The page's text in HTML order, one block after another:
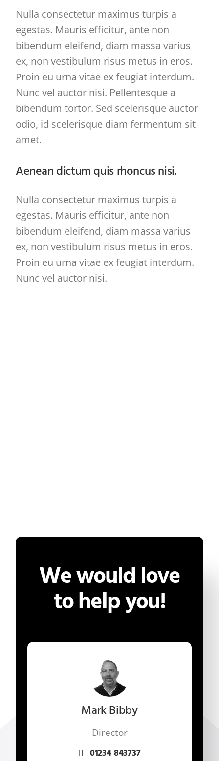
Nulla consectetur maximus turpis a
egestas. Mauris efficitur, ante non
bibendum eleifend, diam massa varius
ex, non vestibulum risus metus in eros.
Proin eu urna vitae ex feugiat interdum.
Nunc vel auctor nisi. Pellentesque a
bibendum tortor. Sed scelerisque auctor
odio, id scelerisque diam fermentum sit
amet.
Aenean dictum quis rhoncus nisi.
Nulla consectetur maximus turpis a
egestas. Mauris efficitur, ante non
bibendum eleifend, diam massa varius
ex, non vestibulum risus metus in eros.
Proin eu urna vitae ex feugiat interdum.
Nunc vel auctor nisi.
We would love
to help you!
Mark Bibby
Director
01234 843737